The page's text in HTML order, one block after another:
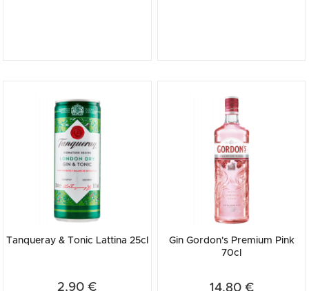
Tanqueray & Tonic Lattina 25cl
2,90 €
Gin Gordon's Premium Pink
70cl
14,80 €